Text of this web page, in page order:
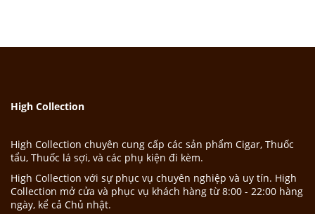
High Collection
High Collection chuyên cung cấp các sản phẩm Cigar, Thuốc
tẩu, Thuốc lá sợi, và các phụ kiện đi kèm.
High Collection với sự phục vụ chuyên nghiệp và uy tín. High
Collection mở cửa và phục vụ khách hàng từ 8:00 - 22:00 hàng
ngày, kể cả Chủ nhật.